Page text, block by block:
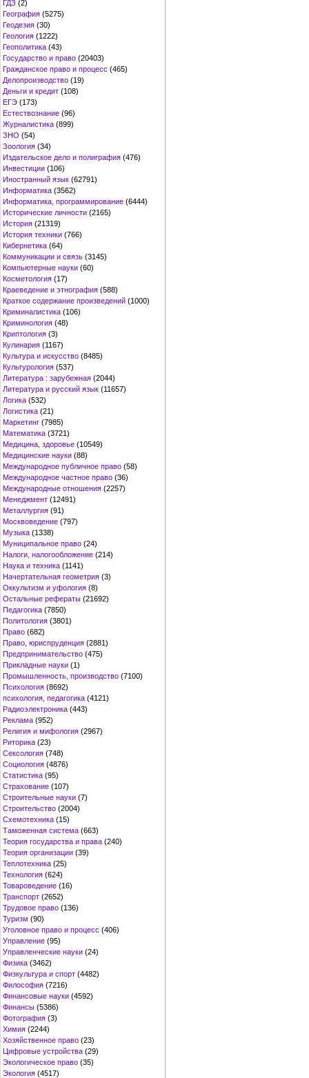
ГДЗ (2)
География (5275)
Геодезия (30)
Геология (1222)
Геополитика (43)
Государство и право (20403)
Гражданское право и процесс (465)
Делопроизводство (19)
Деньги и кредит (108)
ЕГЭ (173)
Естествознание (96)
Журналистика (899)
ЗНО (54)
Зоология (34)
Издательское дело и полиграфия (476)
Инвестиции (106)
Иностранный язык (62791)
Информатика (3562)
Информатика, программирование (6444)
Исторические личности (2165)
История (21319)
История техники (766)
Кибернетика (64)
Коммуникации и связь (3145)
Компьютерные науки (60)
Косметология (17)
Краеведение и этнография (588)
Краткое содержание произведений (1000)
Криминалистика (106)
Криминология (48)
Криптология (3)
Кулинария (1167)
Культура и искусство (8485)
Культурология (537)
Литература : зарубежная (2044)
Литература и русский язык (11657)
Логика (532)
Логистика (21)
Маркетинг (7985)
Математика (3721)
Медицина, здоровье (10549)
Медицинские науки (88)
Международное публичное право (58)
Международное частное право (36)
Международные отношения (2257)
Менеджмент (12491)
Металлургия (91)
Москвоведение (797)
Музыка (1338)
Муниципальное право (24)
Налоги, налогообложение (214)
Наука и техника (1141)
Начертательная геометрия (3)
Оккультизм и уфология (8)
Остальные рефераты (21692)
Педагогика (7850)
Политология (3801)
Право (682)
Право, юриспруденция (2881)
Предпринимательство (475)
Прикладные науки (1)
Промышленность, производство (7100)
Психология (8692)
психология, педагогика (4121)
Радиоэлектроника (443)
Реклама (952)
Религия и мифология (2967)
Риторика (23)
Сексология (748)
Социология (4876)
Статистика (95)
Страхование (107)
Строительные науки (7)
Строительство (2004)
Схемотехника (15)
Таможенная система (663)
Теория государства и права (240)
Теория организации (39)
Теплотехника (25)
Технология (624)
Товароведение (16)
Транспорт (2652)
Трудовое право (136)
Туризм (90)
Уголовное право и процесс (406)
Управление (95)
Управленческие науки (24)
Физика (3462)
Физкультура и спорт (4482)
Философия (7216)
Финансовые науки (4592)
Финансы (5386)
Фотография (3)
Химия (2244)
Хозяйственное право (23)
Цифровые устройства (29)
Экологическое право (35)
Экология (4517)